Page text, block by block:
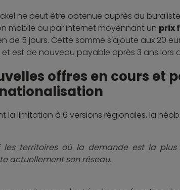
ne peut être obtenue auprès du
mobile ou par internet moyennant un prix
de 5 jours. Cette somme s’ajoute aux 20
et est de nouveau payable après 3 ans lors
offres en cours et
la limitation à 6 versions régionales, la
les territoires où la demande est la
actuellement son réseau.